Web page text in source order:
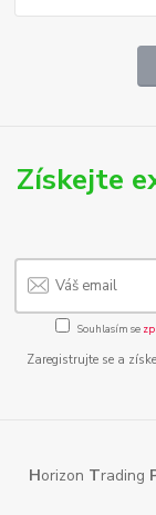
Získejte
Souhlasím se
Zaregistrujte se a
Horizon Trading